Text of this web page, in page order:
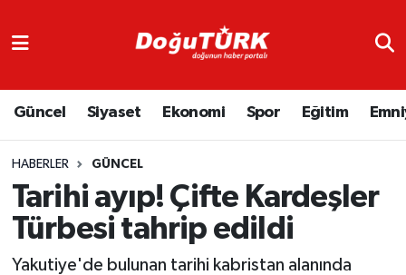
Güncel Siyaset Ekonomi Spor Eğitim
HABERLER GÜNCEL
Tarihi ayıp! Çifte Kardeşler
Türbesi tahrip edildi
Yakutiye'de bulunan tarihi kabristan alanında
Asayiş
Bölge
Eğitim
Trafik Durumu
Süper Lig Puan Durumu ve Fikstür
Tüm Manşetler